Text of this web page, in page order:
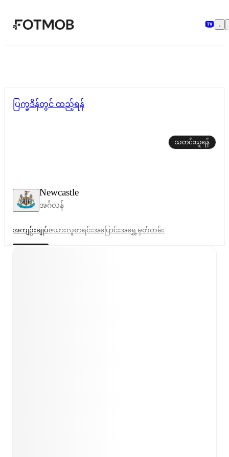
အဓိကအကြောင်းအရာသို့ ကျော်သွားရန်
Newcastle
အင်္ဂလန်
ပြက္ခဒိန်တွင် ထည့်ရန်
သတင်းယူရန်
အကျဉ်းချုပ်ဇယားလူစာရင်းအပြောင်းအရွှေ့ မှတ်တမ်း